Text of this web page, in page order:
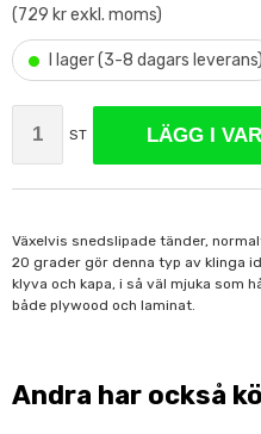
(729 kr exkl. moms)
• I lager (3-8 dagars leverans)
ST LÄGG I
Växelvis snedslipade tänder,
20 grader gör denna typ av klinga
klyva och kapa, i så väl mjuka som
både plywood och laminat.
Andra har också